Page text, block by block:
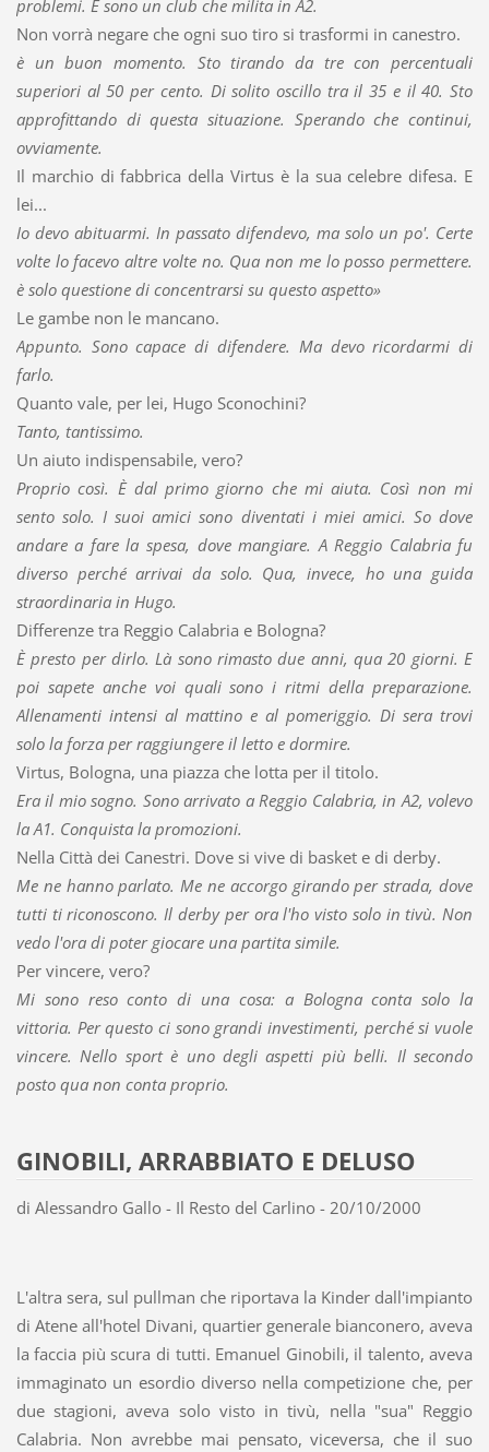
problemi. E sono un club che milita in A2.
Non vorrà negare che ogni suo tiro si trasformi in canestro.
è un buon momento. Sto tirando da tre con percentuali
superiori al 50 per cento. Di solito oscillo tra il 35 e il 40. Sto
approfittando di questa situazione. Sperando che continui,
ovviamente.
Il marchio di fabbrica della Virtus è la sua celebre difesa. E
lei...
Io devo abituarmi. In passato difendevo, ma solo un po'. Certe
volte lo facevo altre volte no. Qua non me lo posso permettere.
è solo questione di concentrarsi su questo aspetto»
Le gambe non le mancano.
Appunto. Sono capace di difendere. Ma devo ricordarmi di
farlo.
Quanto vale, per lei, Hugo Sconochini?
Tanto, tantissimo.
Un aiuto indispensabile, vero?
Proprio così. È dal primo giorno che mi aiuta. Così non mi
sento solo. I suoi amici sono diventati i miei amici. So dove
andare a fare la spesa, dove mangiare. A Reggio Calabria fu
diverso perché arrivai da solo. Qua, invece, ho una guida
straordinaria in Hugo.
Differenze tra Reggio Calabria e Bologna?
È presto per dirlo. Là sono rimasto due anni, qua 20 giorni. E
poi sapete anche voi quali sono i ritmi della preparazione.
Allenamenti intensi al mattino e al pomeriggio. Di sera trovi
solo la forza per raggiungere il letto e dormire.
Virtus, Bologna, una piazza che lotta per il titolo.
Era il mio sogno. Sono arrivato a Reggio Calabria, in A2, volevo
la A1. Conquista la promozioni.
Nella Città dei Canestri. Dove si vive di basket e di derby.
Me ne hanno parlato. Me ne accorgo girando per strada, dove
tutti ti riconoscono. Il derby per ora l'ho visto solo in tivù. Non
vedo l'ora di poter giocare una partita simile.
Per vincere, vero?
Mi sono reso conto di una cosa: a Bologna conta solo la
vittoria. Per questo ci sono grandi investimenti, perché si vuole
vincere. Nello sport è uno degli aspetti più belli. Il secondo
posto qua non conta proprio.
GINOBILI, ARRABBIATO E DELUSO
di Alessandro Gallo - Il Resto del Carlino - 20/10/2000
L'altra sera, sul pullman che riportava la Kinder dall'impianto
di Atene all'hotel Divani, quartier generale bianconero, aveva
la faccia più scura di tutti. Emanuel Ginobili, il talento, aveva
immaginato un esordio diverso nella competizione che, per
due stagioni, aveva solo visto in tivù, nella "sua" Reggio
Calabria. Non avrebbe mai pensato, viceversa, che il suo